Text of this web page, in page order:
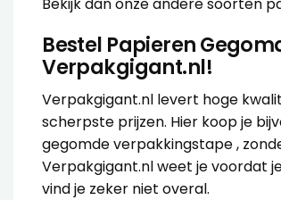
Bestel Papieren
Verpakgigant.nl!
Verpakgigant.nl levert hoge
scherpste prijzen. Hier koop je
gegomde verpakkingstape ,
Verpakgigant.nl weet je voordat
vind je zeker niet overal.